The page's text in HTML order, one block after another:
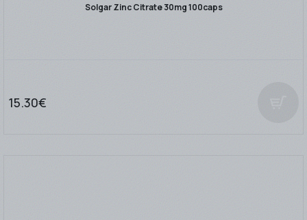
Solgar Zinc Citrate 30mg 100caps
15.30€